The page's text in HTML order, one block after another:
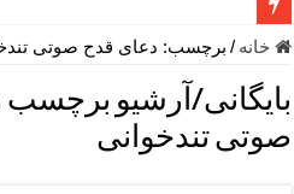
دعای جلب محبت فوری معشوق –
دعای مشکل گشا برای رفع فقر –
معجزات دعای یا من اظهر الجمیل –
مهم ترین اذکار الهی و فضیلت آن
خانه / برچسب: دعای قدح صوتی
بایگانی/آرشیو برچسب
صوتی تندخوانی